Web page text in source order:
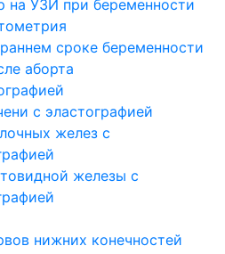
на УЗИ при беременности
сроке беременности
аборта
с эластографией
желез с
железы с
нижних конечностей